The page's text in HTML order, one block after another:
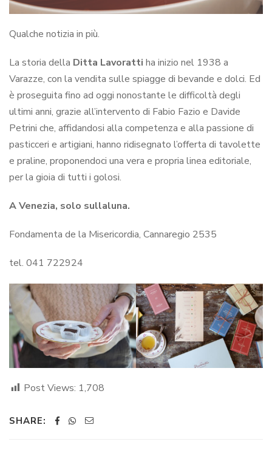
Qualche notizia in più.
La storia della Ditta Lavoratti ha inizio nel 1938 a
Varazze, con la vendita sulle spiagge di bevande e dolci. Ed
è proseguita fino ad oggi nonostante le difficoltà degli
ultimi anni, grazie all’intervento di Fabio Fazio e Davide
Petrini che, affidandosi alla competenza e alla passione di
pasticceri e artigiani, hanno ridisegnato l’offerta di tavolette
e praline, proponendoci una vera e propria linea editoriale,
per la gioia di tutti i golosi.
A Venezia, solo sullaluna.
Fondamenta de la Misericordia, Cannaregio 2535
tel. 041 722924
Post Views: 1,708
SHARE: